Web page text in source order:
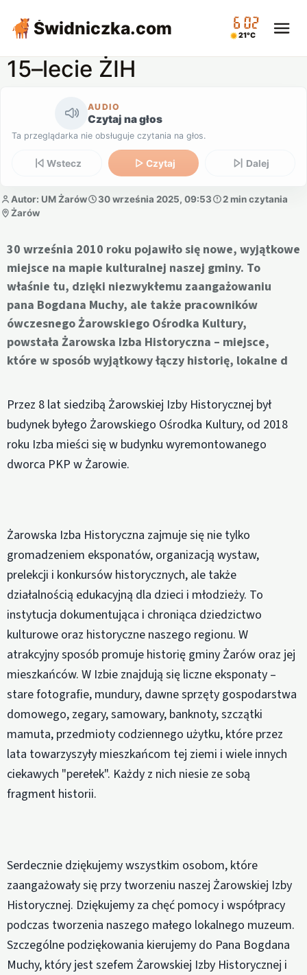
Świdniczka.com 06:02
21°C
15–lecie ŻIH
AUDIO
Czytaj na głos
Ta przeglądarka nie obsługuje czytania na głos.
Wstecz Czytaj Dalej
Autor: UM Żarów 30 września 2025, 09:53
2 min czytania
Żarów
30 września 2010 roku pojawiło się nowe, wyjątkowe
miejsce na mapie kulturalnej naszej gminy. To
właśnie tu, dzięki niezwykłemu zaangażowaniu
pana Bogdana Muchy, ale także pracowników
ówczesnego Żarowskiego Ośrodka Kultury,
powstała Żarowska Izba Historyczna – miejsce,
które w sposób wyjątkowy łączy historię, lokalne d
Przez 8 lat siedzibą Żarowskiej Izby Historycznej był
budynek byłego Żarowskiego Ośrodka Kultury, od 2018
roku Izba mieści się w budynku wyremontowanego
dworca PKP w Żarowie.
Żarowska Izba Historyczna zajmuje się nie tylko
gromadzeniem eksponatów, organizacją wystaw,
prelekcji i konkursów historycznych, ale także
działalnością edukacyjną dla dzieci i młodzieży. To
instytucja dokumentująca i chroniąca dziedzictwo
kulturowe oraz historyczne naszego regionu. W
atrakcyjny sposób promuje historię gminy Żarów oraz jej
mieszkańców. W Izbie znajdują się liczne eksponaty –
stare fotografie, mundury, dawne sprzęty gospodarstwa
domowego, zegary, samowary, banknoty, szczątki
mamuta, przedmioty codziennego użytku, które przez
lata towarzyszyły mieszkańcom tej ziemi i wiele innych
ciekawych "perełek". Każdy z nich niesie ze sobą
fragment historii.
Serdecznie dziękujemy wszystkim osobom, które
zaangażowały się przy tworzeniu naszej Żarowskiej Izby
Historycznej. Dziękujemy za chęć pomocy i współpracy
podczas tworzenia naszego małego lokalnego muzeum.
Szczególne podziękowania kierujemy do Pana Bogdana
Muchy, który jest szefem Żarowskiej Izby Historycznej i